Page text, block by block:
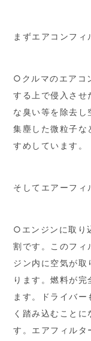
まずエアコンフィ
○クルマのエアコ
する上で侵入させ
な臭い等を除去し
集塵した微粒子な
すめしています。
そしてエアーフィ
○エンジンに取り
割です。このフィ
ジン内に空気が取
ります。燃料が
ます。ドライバ
く踏み込むこと
す。エアフィルタ